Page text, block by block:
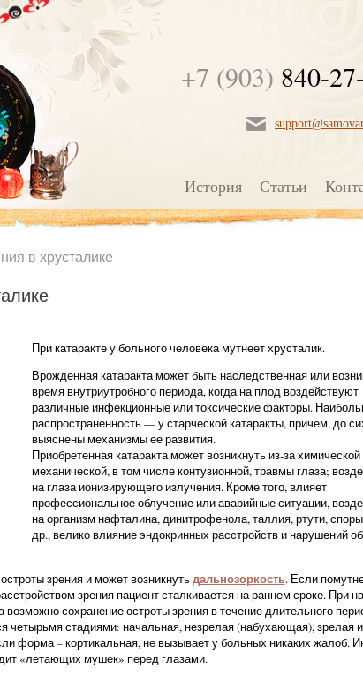
+7 (903) 840-
Статьи
История
в хрусталике
При катаракте у больного человека мутнеет хрусталик.
Врожденная катаракта может быть наследственная или
время внутриутробного периода, когда на плод воздействуют
различные инфекционные или токсические факторы.
распространенность — у старческой катаракты, причем, до
выяснены механизмы ее развития.
Приобретенная катаракта может возникнуть из-за
механической, в том числе контузионной, травмы глаза;
на глаза ионизирующего излучения. Кроме того, влияет
профессиональное облучение или аварийные ситуации,
на организм нафталина, динитрофенола, таллия, ртути,
др., велико влияние эндокринных расстройств и нарушений
зрения и может возникнутьдальнозоркость. Если
зрения пациент сталкивается на раннем сроке. При
возможно сохранение остроты зрения в течение длительного
четырьмя стадиями: начальная, незрелая (набухающая), зрелая и
форма – кортикальная, не вызывает у больных никаких жалоб.
«летающих мушек» перед глазами.